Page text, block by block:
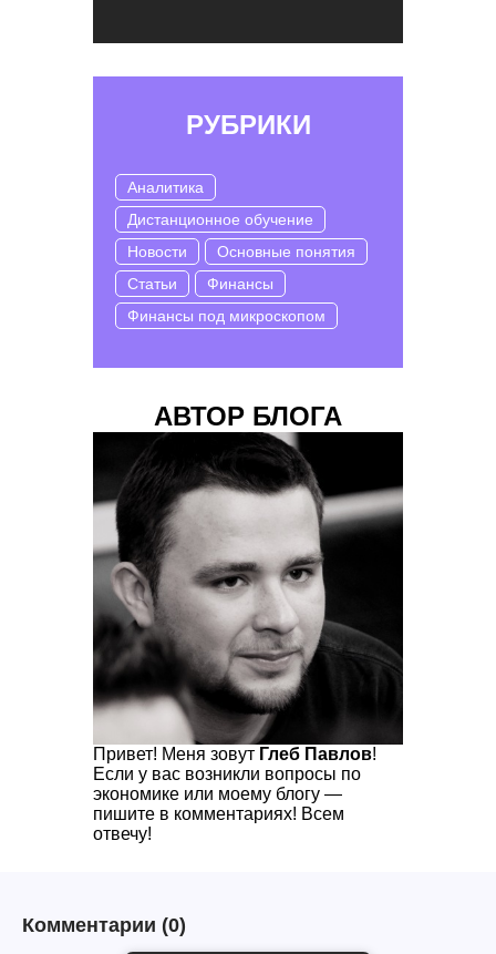
РУБРИКИ
Аналитика
Дистанционное обучение
Новости
Основные понятия
Статьи
Финансы
Финансы под микроскопом
АВТОР БЛОГА
Привет! Меня зовут Глеб Павлов!
Если у вас возникли вопросы по
экономике или моему блогу —
пишите в комментариях! Всем
отвечу!
Комментарии (0)